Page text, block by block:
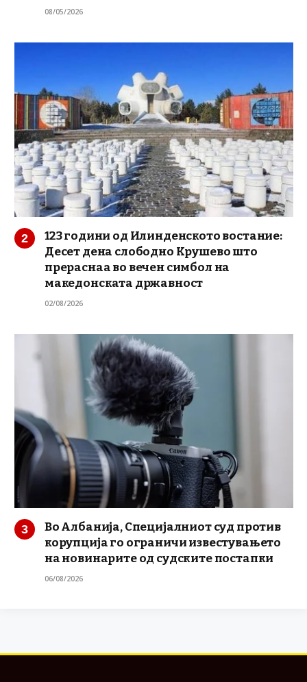
08/05/2026
123 години од Илинденското востание:
Десет дена слободно Крушево што
прераснаа во вечен симбол на
македонската државност
02/08/2026
Во Албанија, Специјалниот суд против
корупција го ограничи известувањето
на новинарите од судските постапки
06/08/2026